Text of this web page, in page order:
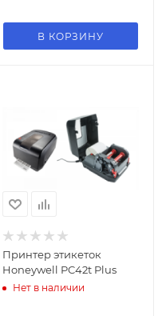
В КОРЗИНУ
Принтер этикеток
Honeywell PC42t Plus
Нет в наличии